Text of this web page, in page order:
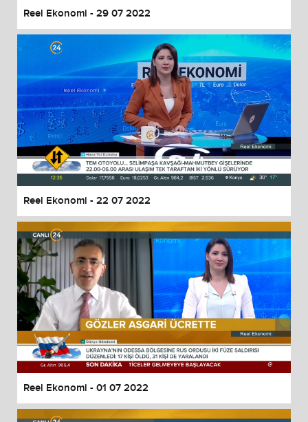
Reel Ekonomi - 29 07 2022
Reel Ekonomi - 22 07 2022
Reel Ekonomi - 01 07 2022